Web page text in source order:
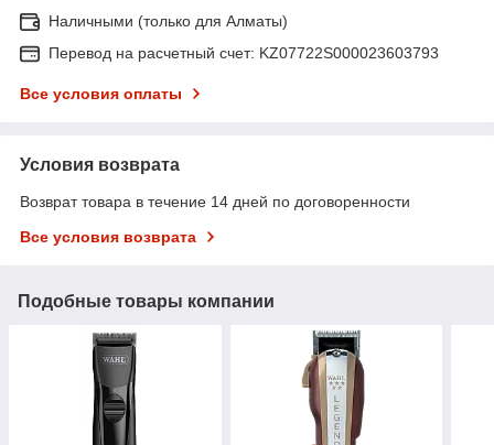
Наличными (только для Алматы)
Перевод на расчетный счет: KZ07722S000023603793
Все условия оплаты
Условия возврата
Возврат товара в течение 14 дней по договоренности
Все условия возврата
Подобные товары компании